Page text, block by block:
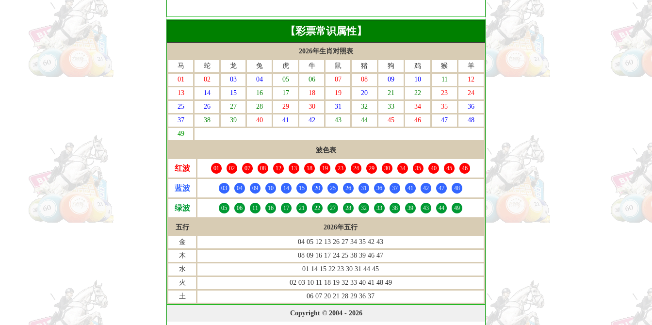
【彩票常识属性】
2026年生肖对照表
马
蛇 龙 兔 虎 牛 鼠 猪 狗 鸡 猴
羊
01
02 03 04 05 06 07 08 09 10 11
12
13
14 15 16 17 18 19 20 21 22 23
24
25
26 27 28 29 30 31 32 33 34 35
36
37
38 39 40 41 42 43 44 45 46 47
48
49
波色表
红波 01 02 07 08 12 13 18 19 23 24 29 30 34 35 40 45 46
蓝波 03 04 09 10 14 15 20 25 26 31 36 37 41 42 47 48
绿波 05 06 11 16 17 21 22 27 28 32 33 38 39 43 44 49
五行
2026年五行
金
04 05 12 13 26 27 34 35 42 43
木
08 09 16 17 24 25 38 39 46 47
水
01 14 15 22 23 30 31 44 45
火
02 03 10 11 18 19 32 33 40 41 48 49
土
06 07 20 21 28 29 36 37
Copyright © 2004 - 2026